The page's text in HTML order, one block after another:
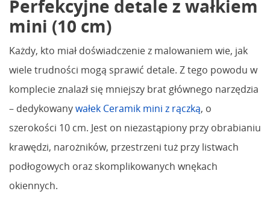
Perfekcyjne detale z wałkiem
mini (10 cm)
Każdy, kto miał doświadczenie z malowaniem wie, jak
wiele trudności mogą sprawić detale. Z tego powodu w
komplecie znalazł się mniejszy brat głównego narzędzia
– dedykowanywałek Ceramik mini z rączką, o
szerokości 10 cm. Jest on niezastąpiony przy obrabianiu
krawędzi, narożników, przestrzeni tuż przy listwach
podłogowych oraz skomplikowanych wnękach
okiennych.